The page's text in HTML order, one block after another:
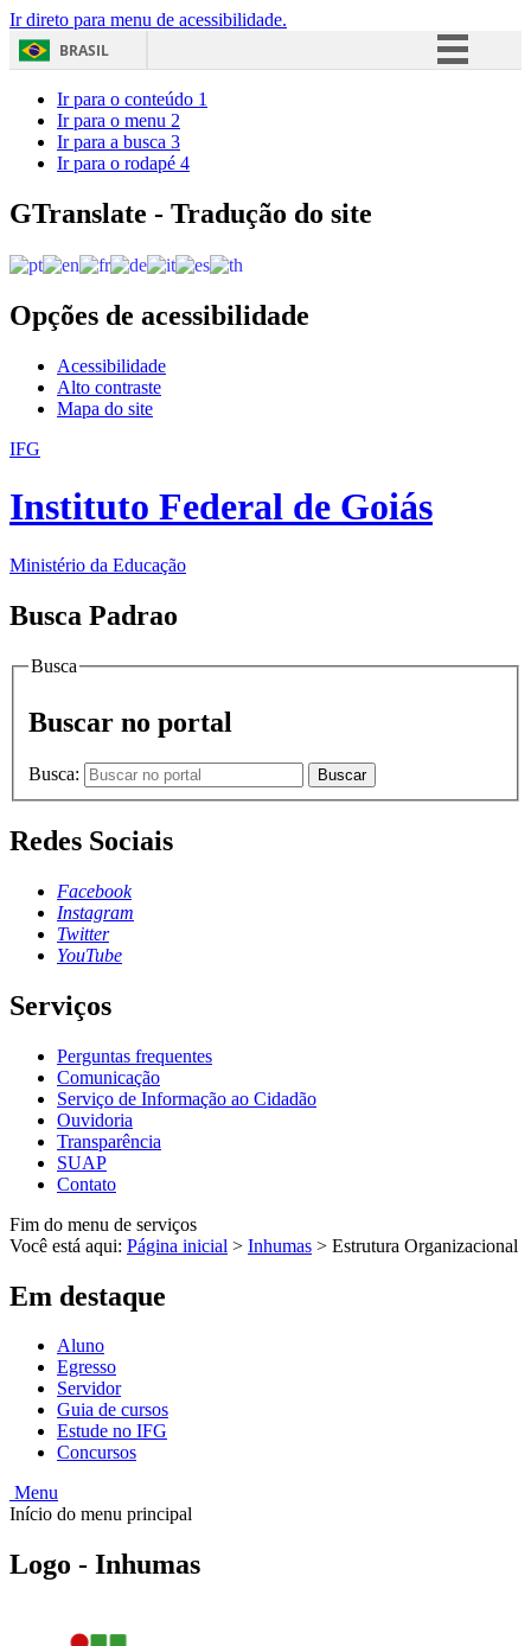
Ir direto para menu de acessibilidade.
BRASIL
Acesso à informação
Ir para o conteúdo 1
Ir para o menu 2
Ir para a busca 3
Ir para o rodapé 4
GTranslate - Tradução do site
Opções de acessibilidade
Acessibilidade
Alto contraste
Mapa do site
IFG
Instituto Federal de Goiás
Ministério da Educação
Busca Padrao
Busca
Buscar no portal
Busca: Buscar
Redes Sociais
Facebook
Instagram
Twitter
YouTube
Serviços
Perguntas frequentes
Comunicação
Serviço de Informação ao Cidadão
Ouvidoria
Transparência
SUAP
Contato
Fim do menu de serviços
Você está aqui: Página inicial > Inhumas > Estrutura Organizacional
Em destaque
Aluno
Egresso
Servidor
Guia de cursos
Estude no IFG
Concursos
Menu
Início do menu principal
Logo - Inhumas